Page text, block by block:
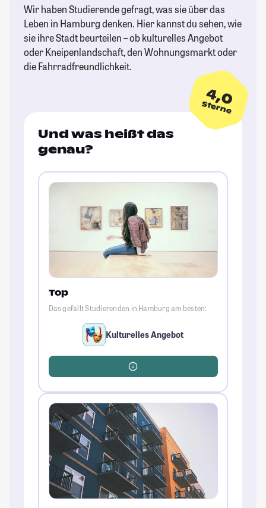
Wir haben Studierende gefragt, was sie über das
Leben in Hamburg denken. Hier kannst du sehen, wie
sie ihre Stadt beurteilen – ob kulturelles Angebot
oder Kneipenlandschaft, den Wohnungsmarkt oder
die Fahrradfreundlichkeit.
4,0
Sterne
Und was heißt das
genau?
Top
Das gefällt Studierenden in Hamburg am besten:
Kulturelles Angebot